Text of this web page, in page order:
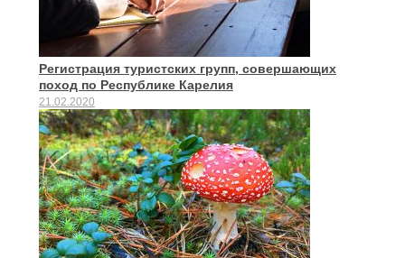
Регистрация туристских групп, совершающих
поход по Республике Карелия
21.02.2020